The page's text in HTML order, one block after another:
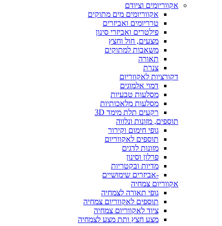
אקווריומים וציודם
אקווריומים מים מתוקים
טרריומים ואביזרים
פילטרים ואביזרי סינון
מצעים, חול וחצץ
משאבות למתוקים
תאורה
צנרת
דקורציות לאקווריום
דמוי אלמוגים
מסלעות טבעיות
מסלעות מלאכותיות
רקעים תלת מימד 3D
תוספים, מזונות ונלווה
גופי חימום וקירור
תוספים לאקווריום
מזונות לדגים
פרלון וסינון
מדיות ובקטריות
-אביזרים שימושיים
אקווריום צמחיה
גופי תאורה לצמחיה
תוספים לאקווריום צמחיה
ציוד לאקווריום צמחיה
מצע חצץ ותת מצע לצמחיה